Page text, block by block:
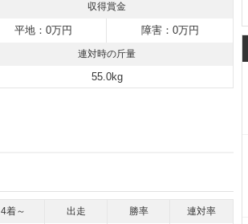
収得賞金
平地：0万円 障害：0万円
連対時の斤量
55.0kg
4着～ 出走 勝率 連対率